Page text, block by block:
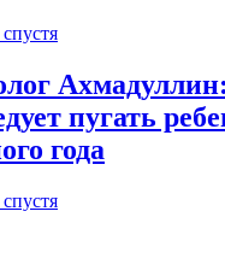
пугать
года